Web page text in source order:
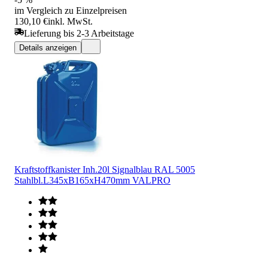
im Vergleich zu Einzelpreisen
130,10 €inkl. MwSt.
Lieferung bis 2-3 Arbeitstage
Details anzeigen
Kraftstoffkanister Inh.20l Signalblau RAL 5005
Stahlbl.L345xB165xH470mm VALPRO